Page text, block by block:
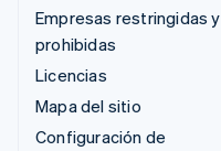
Empresas restringidas y
prohibidas
Licencias
Mapa del sitio
Configuración de